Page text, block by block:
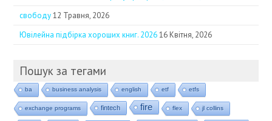
свободу 12 Травня, 2026
Ювілейна підбірка хороших книг. 2026 16 Квітня, 2026
Пошук за тегами
ba business analysis english etf etfs
exchange programs fintech fire flex jl collins